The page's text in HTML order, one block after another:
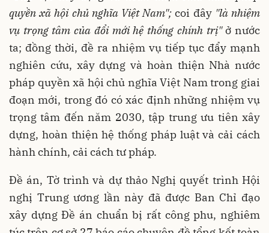
quyền xã hội chủ nghĩa Việt Nam";coi đây "là nhiệm
vụ trọng tâm của đổi mới hệ thống chính trị"ở nước
ta; đồng thời, đề ra nhiệm vụ tiếp tục đẩy mạnh
nghiên cứu, xây dựng và hoàn thiện Nhà nước
pháp quyền xã hội chủ nghĩa Việt Nam trong giai
đoạn mới, trong đó có xác định những nhiệm vụ
trọng tâm đến năm 2030, tập trung ưu tiên xây
dựng, hoàn thiện hệ thống pháp luật và cải cách
hành chính, cải cách tư pháp.
Đề án, Tờ trình và dự thảo Nghị quyết trình Hội
nghị Trung ương lần này đã được Ban Chỉ đạo
xây dựng Đề án chuẩn bị rất công phu, nghiêm